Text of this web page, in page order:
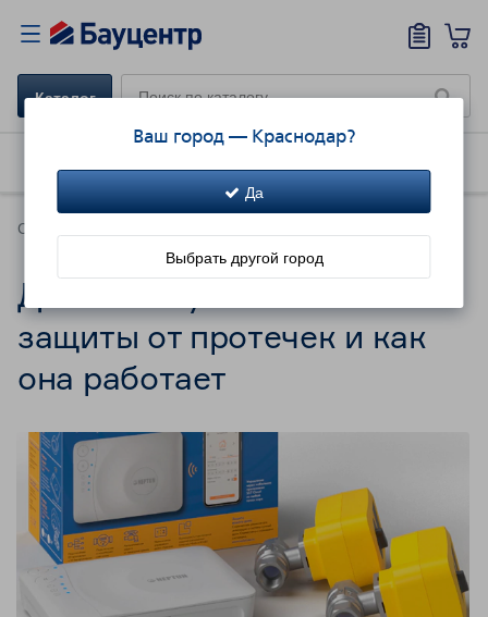
Ваш город — Краснодар?
Да
Выбрать другой город
Каталог
Советы
Для чего нужна система
защиты от протечек и как
она работает